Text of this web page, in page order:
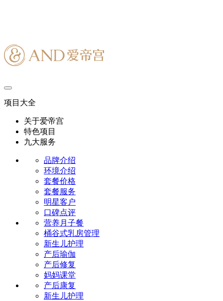
项目大全
关于爱帝宫
特色项目
九大服务
品牌介绍
环境介绍
套餐价格
套餐服务
明星客户
口碑点评
营养月子餐
桶谷式乳房管理
新生儿护理
产后瑜伽
产后修复
妈妈课堂
产后康复
新生儿护理